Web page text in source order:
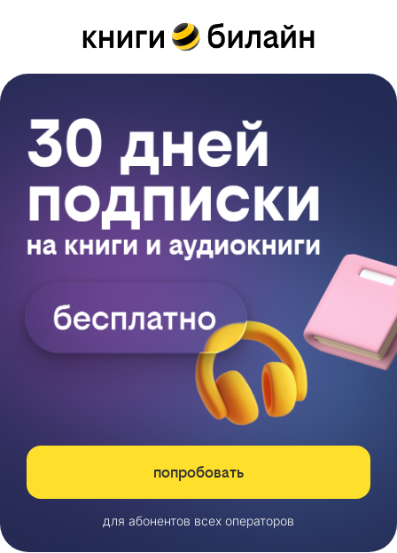
попробовать
для абонентов всех операторов